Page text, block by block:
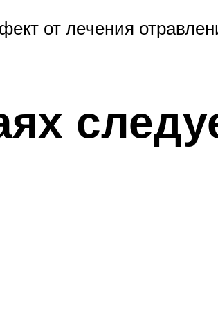
от лечения